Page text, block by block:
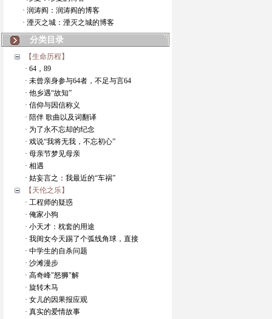
· 润涛阎：润涛阎的博客
· 湮灭之城：湮灭之城的博客
分类目录
【生命历程】
· 64，89
· 未曾亲身参与64者，不足与言64
· 他乡遇“故知”
· 信仰与因信称义
· 陪伴 歌曲以及词翻译
· 为了永不忘却的纪念
· 戏说“我将无我，不忘初心”
· 母亲节梦见母亲
· 相遇
· 姑妄言之：我最近的“车祸”
【天伦之乐】
· 工程师的疑惑
· 俺家小狗
· 小天才：枕套的用途
· 我闺女今天踢了个弧线角球，直接
· 中学生的自杀问题
· 沙滩漫步
· 高奇峰"怒狮"解
· 旋转木马
· 女儿的因果报应观
· 真实的爱情故事